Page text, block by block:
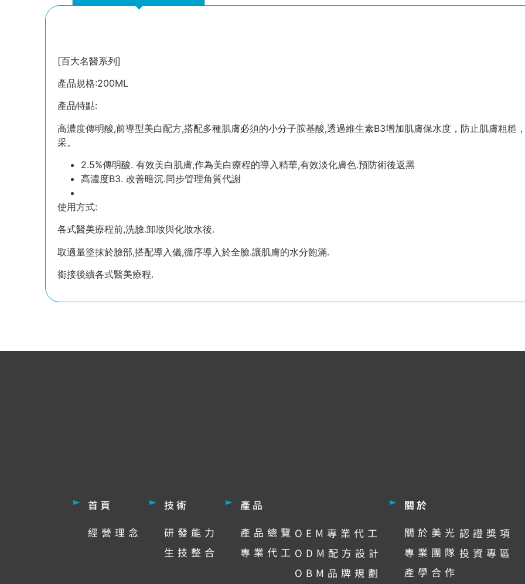
[百大名醫系列]
產品規格:200ML
產品特點:
高濃度傳明酸,前導型美白配方,搭配多種肌膚必須的小分子胺基酸,透過維生素B3增加肌膚保水度，防止肌膚粗糙
采。
2.5%傳明酸. 有效美白肌膚,作為美白療程的導入精華,有效淡化膚色.預防術後返黑
高濃度B3. 改善暗沉.同步管理角質代謝
使用方式:
各式醫美療程前,洗臉.卸妝與化妝水後.
取適量塗抹於臉部,搭配導入儀,循序導入於全臉.讓肌膚的水分飽滿.
銜接後續各式醫美療程.
首頁
經營理念
技術
研發能力
生技整合
產品
產品總覽
專業代工
OEM專業代工
ODM配方設計
OBM品牌規劃
關於
關於美光
專業團隊
產學合作
認證獎項
投資專區